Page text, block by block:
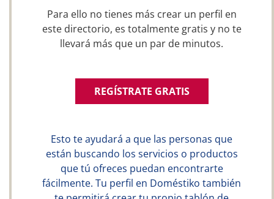
Para ello no tienes más crear un perfil en
este directorio, es totalmente gratis y no te
llevará más que un par de minutos.
REGÍSTRATE GRATIS
Esto te ayudará a que las personas que
están buscando los servicios o productos
que tú ofreces puedan encontrarte
fácilmente. Tu perfil en Doméstiko también